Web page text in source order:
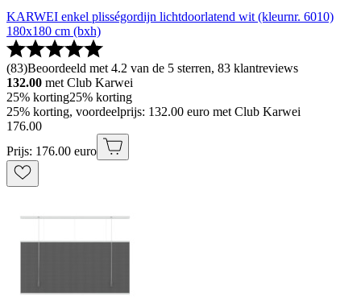
KARWEI enkel plisségordijn lichtdoorlatend wit (kleurnr. 6010)
180x180 cm (bxh)
(83)Beoordeeld met 4.2 van de 5 sterren, 83 klantreviews
132.00 met Club Karwei
25% korting25% korting
25% korting, voordeelprijs: 132.00 euro met Club Karwei
176.00
Prijs: 176.00 euro